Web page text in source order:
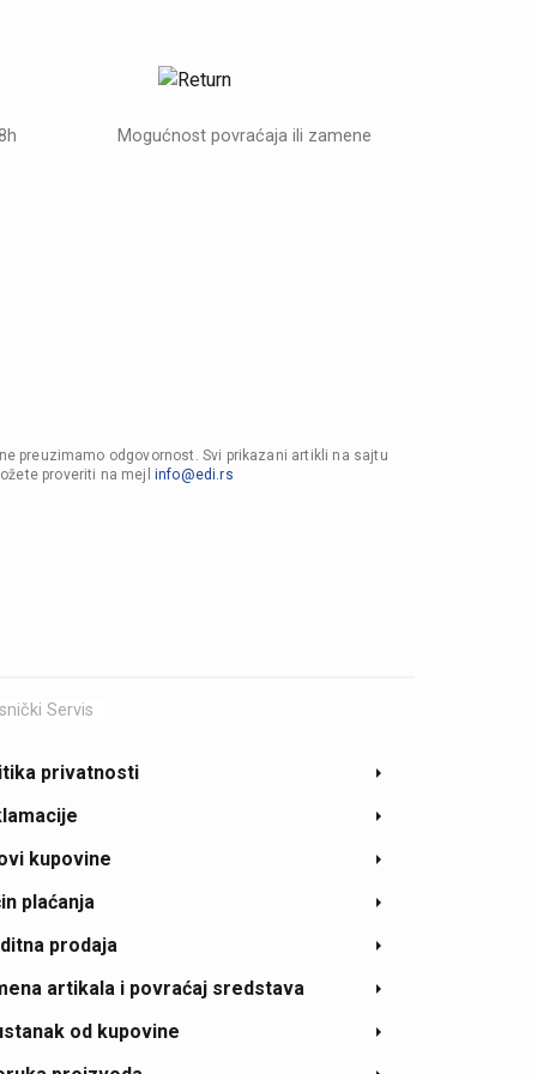
Mogućnost povraćaja ili zamene
preuzimamo odgovornost. Svi prikazani artikli na sajtu
proveriti na mejl info@edi.rs
Servis
privatnosti
kupovine
plaćanja
prodaja
artikala i povraćaj sredstava
od kupovine